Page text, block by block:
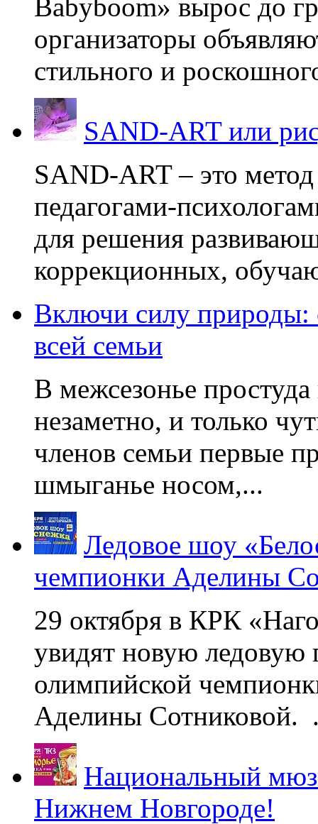
Babyboom» вырос до
организаторы
стильного и
SAND-ART или
SAND-ART – это
педагогами-
для решения
коррекционных,
Включи силу
всей семьи
В межсезонье
незаметно, и только
членов семьи первые
шмыганье носом,...
Ледовое шоу
чемпионки Аделины
29 октября в КРК
увидят новую ледовую
олимпийской
Аделины Сотниковой.
Национальный
Нижнем Новгороде!